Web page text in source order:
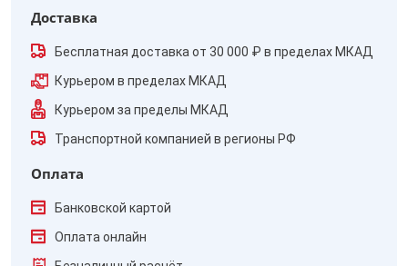
Доставка
Бесплатная доставка от 30 000 ₽ в пределах МКАД
Курьером в пределах МКАД
Курьером за пределы МКАД
Транспортной компанией в регионы РФ
Оплата
Банковской картой
Оплата онлайн